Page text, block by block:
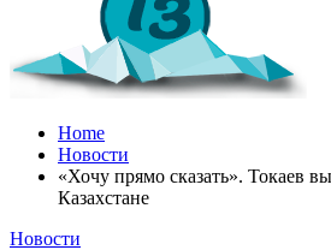
Home
Новости
«Хочу прямо сказать». Токаев
Казахстане
Новости